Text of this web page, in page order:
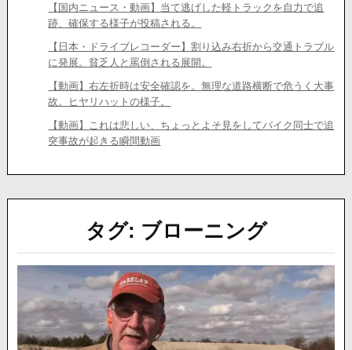
【国内ニュース・動画】当て逃げした軽トラックを自力で追
跡、確保する様子が投稿される。
【日本・ドライブレコーダー】割り込み右折から交通トラブル
に発展。貧乏人と罵倒される展開。
【動画】右左折時は安全確認を。無理な道路横断で危うく大事
故。ヒヤリハットの様子。
【動画】これは悲しい、ちょっとよそ見をしてバイク同士で追
突事故が起きる瞬間動画
タグ: ブローニング